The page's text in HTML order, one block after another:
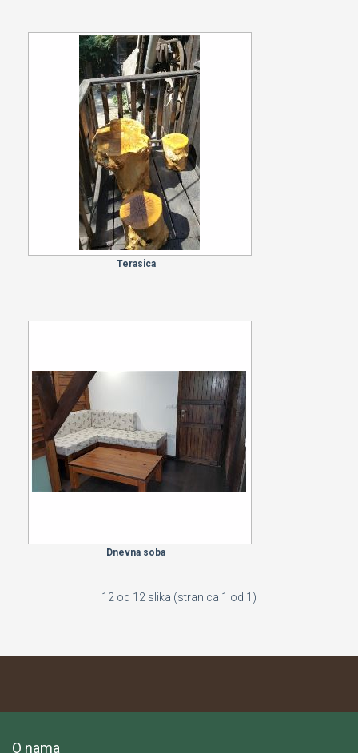
Terasica
Dnevna soba
12 od 12 slika (stranica 1 od 1)
O nama